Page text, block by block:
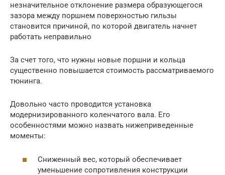
незначительное отклонение размера образующегося
зазора между поршнем поверхностью гильзы
становится причиной, по которой двигатель начнет
работать неправильно
За счет того, что нужны новые поршни и кольца
существенно повышается стоимость рассматриваемого
тюнинга.
Довольно часто проводится установка
модернизированного коленчатого вала. Его
особенностями можно назвать нижеприведенные
моменты:
Сниженный вес, который обеспечивает
уменьшение сопротивления конструкции